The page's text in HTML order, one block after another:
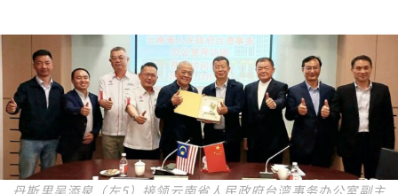
丹斯里吴添泉（左5）接领云南省人民政府台湾事务办公室副主